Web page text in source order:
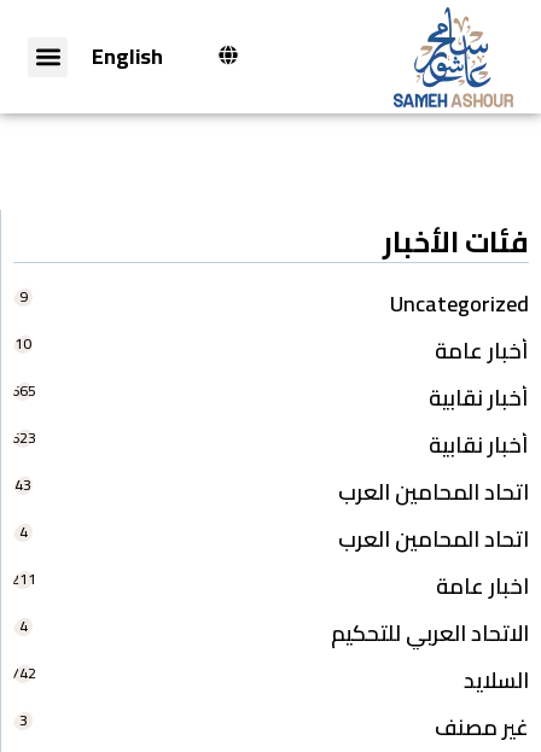
English
فئات الأخبار
Uncategorized
9
أخبار عامة 10
أخبار نقابية 665
أخبار نقابية 623
اتحاد المحامين العرب 43
اتحاد المحامين العرب 4
اخبار عامة 211
الاتحاد العربي للتحكيم 4
السلايد 742
غير مصنف 3